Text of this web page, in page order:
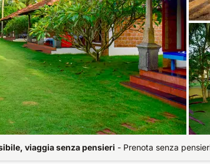
viaggia senza pensieri - Prenota senza